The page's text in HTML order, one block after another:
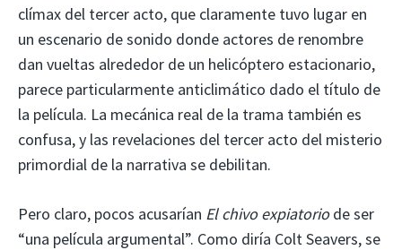
clímax del tercer acto, que claramente tuvo lugar en
un escenario de sonido donde actores de renombre
dan vueltas alrededor de un helicóptero estacionario,
parece particularmente anticlimático dado el título de
la película. La mecánica real de la trama también es
confusa, y las revelaciones del tercer acto del misterio
primordial de la narrativa se debilitan.
Pero claro, pocos acusarían El chivo expiatoriode ser
“una película argumental”. Como diría Colt Seavers, se